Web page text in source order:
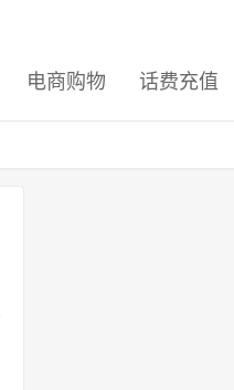
电商购物 话费充值